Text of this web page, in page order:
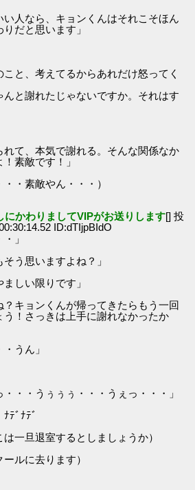
い人なら、キョンくんはそれこそほん
だと思います」
と、考えてるからあれだけ怒ってく
んと謝れたじゃないですか。それはす
れて、本気で謝れる。そんな関係なか
素敵です！」
・素敵やん・・・）
にかわりましてVIPがお送りします[] 投
ID:dTIjpBIdO
」
う思いますよね？」
しい限りです」
？キョンくんが帰ってきたらもう一回
う！さっきは上手に謝れなかったか
うん」
・・うぅぅぅ・・・うぇっ・・・」
ﾃﾞﾅﾃﾞ
一旦退室するとしましょうか）
ルに去ります）